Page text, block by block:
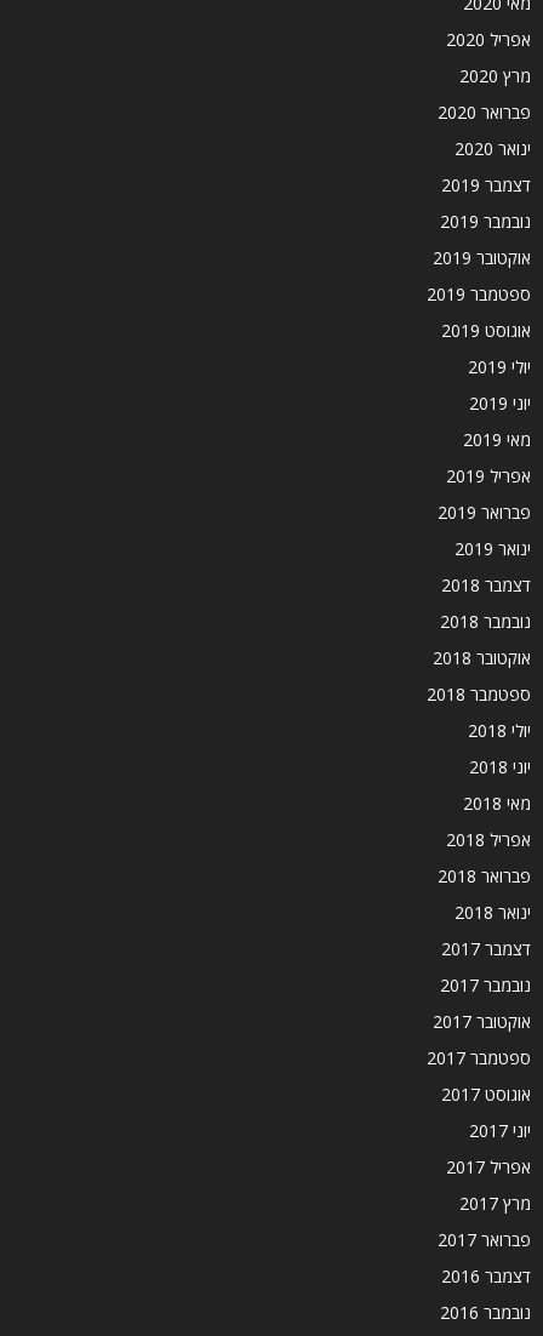
אפריל 2020
מרץ 2020
פברואר 2020
ינואר 2020
דצמבר 2019
נובמבר 2019
אוקטובר 2019
ספטמבר 2019
אוגוסט 2019
יולי 2019
יוני 2019
מאי 2019
אפריל 2019
פברואר 2019
ינואר 2019
דצמבר 2018
נובמבר 2018
אוקטובר 2018
ספטמבר 2018
יולי 2018
יוני 2018
מאי 2018
אפריל 2018
פברואר 2018
ינואר 2018
דצמבר 2017
נובמבר 2017
אוקטובר 2017
ספטמבר 2017
אוגוסט 2017
יוני 2017
אפריל 2017
מרץ 2017
פברואר 2017
דצמבר 2016
נובמבר 2016